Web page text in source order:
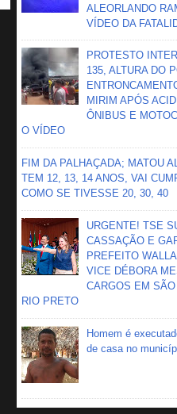
ALEORLANDO
VÍDEO DA
PROTESTO
135, ALTURA DO
MIRIM APÓS
ÔNIBUS E
O VÍDEO
FIM DA PALHAÇADA; MATOU
TEM 12, 13, 14 ANOS, VAI
COMO SE TIVESSE 20, 30, 40
URGENTE! TSE
CASSAÇÃO E
PREFEITO
VICE DÉBORA
CARGOS EM
RIO PRETO
Homem é
de casa no